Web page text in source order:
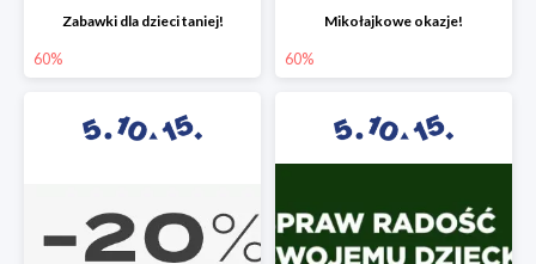
Zabawki dla dzieci taniej!
60%
Mikołajkowe okazje!
60%